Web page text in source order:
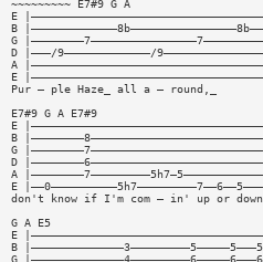
~~~~~~~~~ E7#9 G A
E
B
G
D |———/9—————————————/
A
E
Pur — ple Haze_ all a — round,_
E7#9 G A E7#9
E
B
G
D
A
E
don't know if I'm com — in' up or
G A E5
E
B
G